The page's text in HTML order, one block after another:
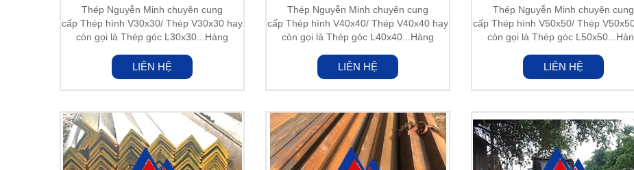
Thép Nguyễn Minh chuyên cung
cấp Thép hình V30x30/ Thép V30x30 hay
còn gọi là Thép góc L30x30...Hàng
LIÊN HỆ
Thép Nguyễn Minh chuyên cung
cấp Thép hình V40x40/ Thép V40x40 hay
còn gọi là Thép góc L40x40...Hàng
LIÊN HỆ
Thép Nguyễn Minh chuyên cung
cấp Thép hình V50x50/ Thép
còn gọi là Thép góc
LIÊN HỆ